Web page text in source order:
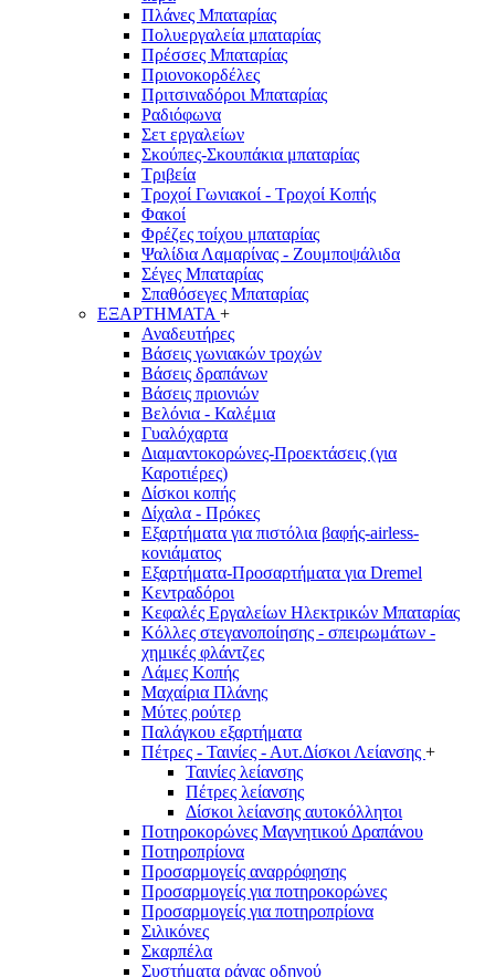
Πλάνες Μπαταρίας
Πολυεργαλεία μπαταρίας
Πρέσσες Μπαταρίας
Πριονοκορδέλες
Πριτσιναδόροι Μπαταρίας
Ραδιόφωνα
Σετ εργαλείων
Σκούπες-Σκουπάκια μπαταρίας
Τριβεία
Τροχοί Γωνιακοί - Τροχοί Κοπής
Φακοί
Φρέζες τοίχου μπαταρίας
Ψαλίδια Λαμαρίνας - Ζουμποψάλιδα
Σέγες Μπαταρίας
Σπαθόσεγες Μπαταρίας
ΕΞΑΡΤΗΜΑΤΑ +
Αναδευτήρες
Βάσεις γωνιακών τροχών
Βάσεις δραπάνων
Βάσεις πριονιών
Βελόνια - Καλέμια
Γυαλόχαρτα
Διαμαντοκορώνες-Προεκτάσεις (για
Καροτιέρες)
Δίσκοι κοπής
Δίχαλα - Πρόκες
Εξαρτήματα για πιστόλια βαφής-airless-
κονιάματος
Εξαρτήματα-Προσαρτήματα για Dremel
Κεντραδόροι
Κεφαλές Εργαλείων Ηλεκτρικών Μπαταρίας
Κόλλες στεγανοποίησης - σπειρωμάτων -
χημικές φλάντζες
Λάμες Κοπής
Μαχαίρια Πλάνης
Μύτες ρούτερ
Παλάγκου εξαρτήματα
Πέτρες - Ταινίες - Αυτ.Δίσκοι Λείανσης +
Ταινίες λείανσης
Πέτρες λείανσης
Δίσκοι λείανσης αυτοκόλλητοι
Ποτηροκορώνες Μαγνητικού Δραπάνου
Ποτηροπρίονα
Προσαρμογείς αναρρόφησης
Προσαρμογείς για ποτηροκορώνες
Προσαρμογείς για ποτηροπρίονα
Σιλικόνες
Σκαρπέλα
Συστήματα ράγας οδηγού